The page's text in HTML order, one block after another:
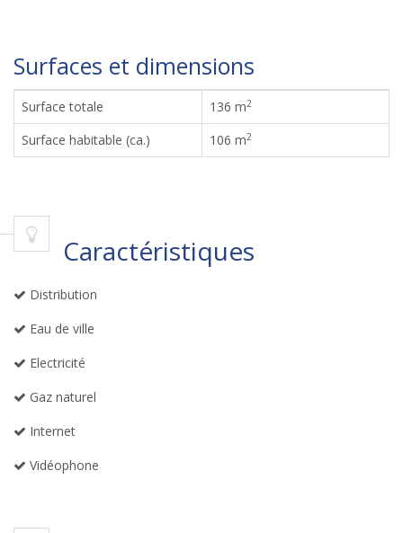
Surfaces et dimensions
Surface totale 136 m2
Surface habitable (ca.) 106 m2
Caractéristiques
Distribution
Eau de ville
Electricité
Gaz naturel
Internet
Vidéophone